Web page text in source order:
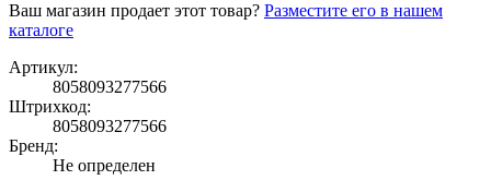
Ваш магазин продает этот товар? Разместите его в нашем
каталоге
Артикул:
8058093277566
Штрихкод:
8058093277566
Бренд:
Не определен